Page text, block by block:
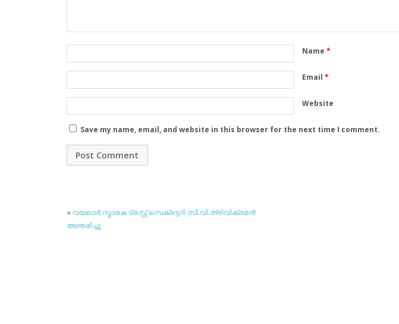
Name *
Email *
Website
Save my name, email, and website in this browser for the next time I comment.
« വയലാര്‍ സ്മാരക ട്രസ്റ്റ് സെക്രട്ടറി സി.വി.ത്രിവിക്രമന്‍
അന്തരിച്ചു